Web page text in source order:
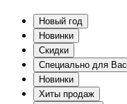
Новый год
Новинки
Скидки
Специально для Вас
Новинки
Хиты продаж